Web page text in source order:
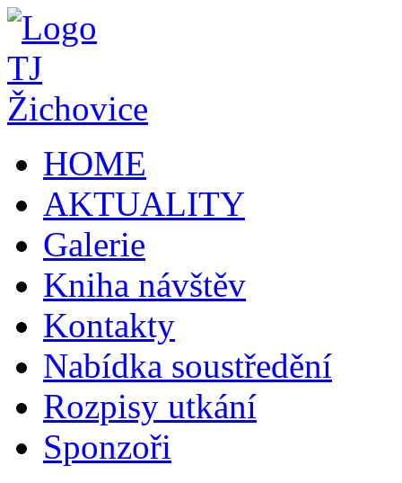
HOME
AKTUALITY
Galerie
Kniha návštěv
Kontakty
Nabídka soustředění
Rozpisy utkání
Sponzoři